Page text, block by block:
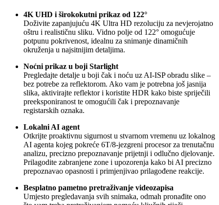
4K UHD i širokokutni prikaz od 122°
Doživite zapanjujuću 4K Ultra HD rezoluciju za nevjerojatno
oštru i realističnu sliku. Vidno polje od 122° omogućuje
potpunu pokrivenost, idealnu za snimanje dinamičnih
okruženja u najsitnijim detaljima.
Noćni prikaz u boji Starlight
Pregledajte detalje u boji čak i noću uz AI-ISP obradu slike –
bez potrebe za reflektorom. Ako vam je potrebna još jasnija
slika, aktivirajte reflektor i koristite HDR kako biste spriječili
preeksponiranost te omogućili čak i prepoznavanje
registarskih oznaka.
Lokalni AI agent
Otkrijte proaktivnu sigurnost u stvarnom vremenu uz lokalnog
AI agenta kojeg pokreće 6T/8-jezgreni procesor za trenutačnu
analizu, precizno prepoznavanje prijetnji i odlučno djelovanje.
Prilagodite zabranjene zone i upozorenja kako bi AI precizno
prepoznavao opasnosti i primjenjivao prilagođene reakcije.
Besplatno pametno pretraživanje videozapisa
Umjesto pregledavanja svih snimaka, odmah pronađite ono